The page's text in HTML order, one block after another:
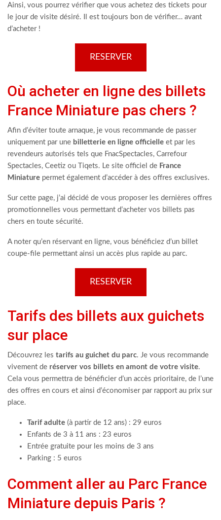
Ainsi, vous pourrez vérifier que vous achetez des tickets pour
le jour de visite désiré. Il est toujours bon de vérifier… avant
d’acheter !
RESERVER
Où acheter en ligne des billets
France Miniature pas chers ?
Afin d’éviter toute arnaque, je vous recommande de passer
uniquement par une billetterie en ligne officielle et par les
revendeurs autorisés tels que FnacSpectacles, Carrefour
Spectacles, Ceetiz ou Tiqets. Le site officiel de France
Miniature permet également d’accéder à des offres exclusives.
Sur cette page, j’ai décidé de vous proposer les dernières offres
promotionnelles vous permettant d’acheter vos billets pas
chers en toute sécurité.
A noter qu’en réservant en ligne, vous bénéficiez d’un billet
coupe-file permettant ainsi un accès plus rapide au parc.
RESERVER
Tarifs des billets aux guichets
sur place
Découvrez les tarifs au guichet du parc. Je vous recommande
vivement de réserver vos billets en amont de votre visite.
Cela vous permettra de bénéficier d’un accès prioritaire, de l’une
des offres en cours et ainsi d’économiser par rapport au prix sur
place.
Tarif adulte (à partir de 12 ans) : 29 euros
Enfants de 3 à 11 ans : 23 euros
Entrée gratuite pour les moins de 3 ans
Parking : 5 euros
Comment aller au Parc France
Miniature depuis Paris ?